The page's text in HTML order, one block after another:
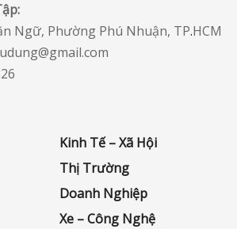
Ngữ, Phường Phú Nhuận, TP.HCM
Kinh Tế – Xã Hội
Thị Trường
Doanh Nghiệp
Xe – Công Nghệ